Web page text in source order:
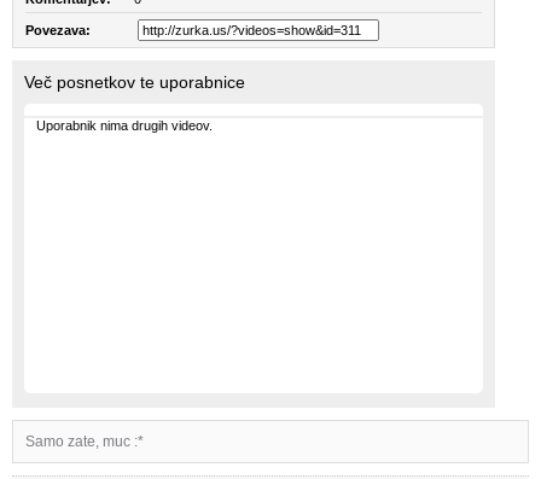
Povezava:
Več posnetkov te uporabnice
Uporabnik nima drugih videov.
Samo zate, muc :*